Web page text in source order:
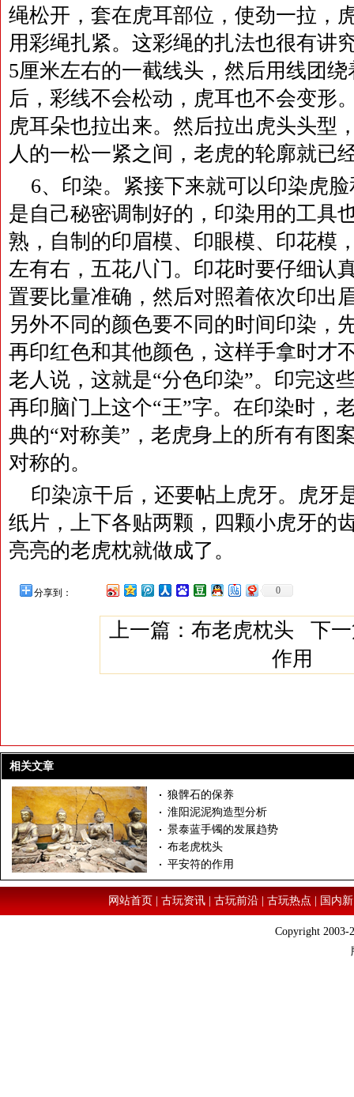
绳松开，套在虎耳部位，使劲一拉，
用彩绳扎紧。这彩绳的扎法也很有讲
5厘米左右的一截线头，然后用线团
后，彩线不会松动，虎耳也不会变形
虎耳朵也拉出来。然后拉出虎头头型
人的一松一紧之间，老虎的轮廓就已
6、印染。紧接下来就可以印染虎
是自己秘密调制好的，印染用的工具
熟，自制的印眉模、印眼模、印花模
左有右，五花八门。印花时要仔细认
置要比量准确，然后对照着依次印出
另外不同的颜色要不同的时间印染，
再印红色和其他颜色，这样手拿时才
老人说，这就是“分色印染”。印完这
再印脑门上这个“王”字。在印染时，
典的“对称美”，老虎身上的所有有图
对称的。
印染凉干后，还要帖上虎牙。虎牙
纸片，上下各贴两颗，四颗小虎牙的
亮亮的老虎枕就做成了。
分享到： 0
上一篇：布老虎枕头 下
作用
相关文章
狼髀石的保养
淮阳泥泥狗造型分析
景泰蓝手镯的发展趋势
布老虎枕头
平安符的作用
网站首页|古玩资讯|古玩前沿|古玩热点|国内
Copyright 2003-